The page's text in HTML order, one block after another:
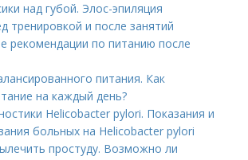
над губой. Элос-эпиляция
тренировкой и после занятий
рекомендации по питанию после
питания. Как
на каждый день?
Helicobacter pylori. Показания и
больных на Helicobacter pylori
простуду. Возможно ли